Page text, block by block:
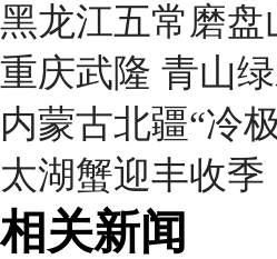
黑龙江五常磨
重庆武隆 青山
内蒙古北疆“冷
太湖蟹迎丰收季
相关新闻